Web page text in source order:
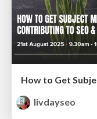
livdayseo